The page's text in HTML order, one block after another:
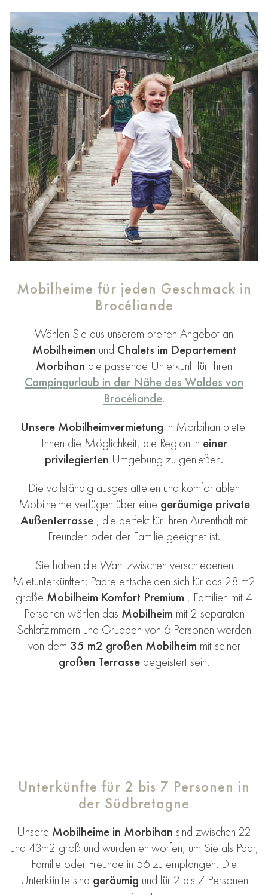
Mobilheime für jeden Geschmack in
Brocéliande
Wählen Sie aus unserem breiten Angebot an
Mobilheimen und Chalets im Departement
Morbihan die passende Unterkunft für Ihren
Campingurlaub in der Nähe des Waldes von
Brocéliande.
Unsere Mobilheimvermietung in Morbihan bietet
Ihnen die Möglichkeit, die Region in einer
privilegierten Umgebung zu genießen.
Die vollständig ausgestatteten und komfortablen
Mobilheime verfügen über eine geräumige private
Außenterrasse , die perfekt für Ihren Aufenthalt mit
Freunden oder der Familie geeignet ist.
Sie haben die Wahl zwischen verschiedenen
Mietunterkünften: Paare entscheiden sich für das 28 m2
große Mobilheim Komfort Premium , Familien mit 4
Personen wählen das Mobilheim mit 2 separaten
Schlafzimmern und Gruppen von 6 Personen werden
von dem 35 m2 großen Mobilheim mit seiner
großen Terrasse begeistert sein.
Unterkünfte für 2 bis 7 Personen in
der Südbretagne
Unsere Mobilheime in Morbihan sind zwischen 22
und 43m2 groß und wurden entworfen, um Sie als Paar,
Familie oder Freunde in 56 zu empfangen. Die
Unterkünfte sind geräumig und für 2 bis 7 Personen